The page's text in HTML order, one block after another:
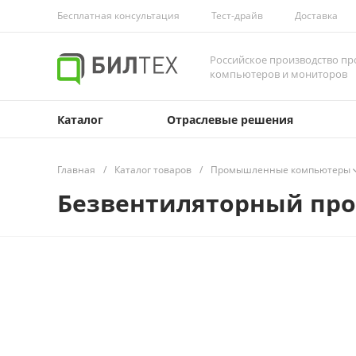
Бесплатная консультация Тест-драйв Доставка
Российское производство
компьютеров и мониторов
Каталог Отраслевые решения
Главная / Каталог товаров / Промышленные компьютеры
Безвентиляторный